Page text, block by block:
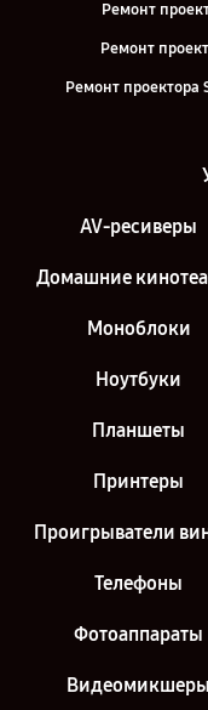
Ремонт
Ремонт
Ремонт проектора
AV-ресиверы
Домашние
Моноблоки
Ноутбуки
Планшеты
Принтеры
Проигрыватели
Телефоны
Фотоаппараты
Видеомикшеры